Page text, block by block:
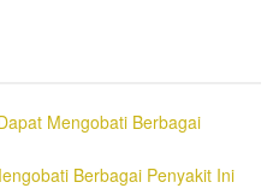
Mengobati Berbagai
Berbagai Penyakit Ini